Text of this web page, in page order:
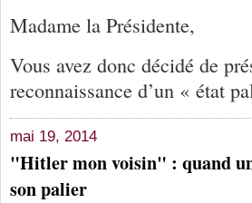
Madame la Présidente,
Vous avez donc décidé de
reconnaissance d’un « état
mai 19, 2014
"Hitler mon voisin" : quand
son palier